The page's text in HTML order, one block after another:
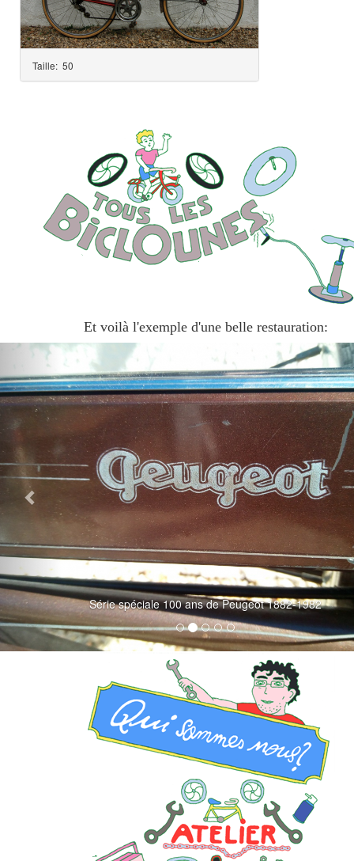
Taille: 50
Et voilà l'exemple d'une belle restauration:
Série spéciale 100 ans de Peugeot 1882-1982